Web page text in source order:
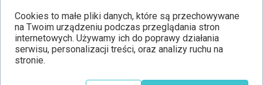
Ropień mózgu
Zapalenie gardła
Zapalenie migdałków
Cookies to małe pliki danych, które są przechowywane
na Twoim urządzeniu podczas przeglądania stron
internetowych. Używamy ich do poprawy działania
serwisu, personalizacji treści, oraz analizy ruchu na
stronie.